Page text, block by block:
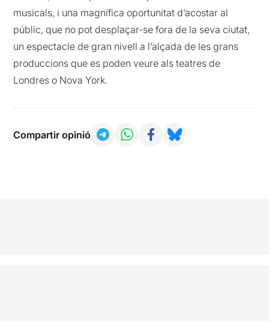
musicals, i una magnífica oportunitat d’acostar al
públic, que no pot desplaçar-se fora de la seva ciutat,
un espectacle de gran nivell a l’alçada de les grans
produccions que es poden veure als teatres de
Londres o Nova York.
Compartir opinió